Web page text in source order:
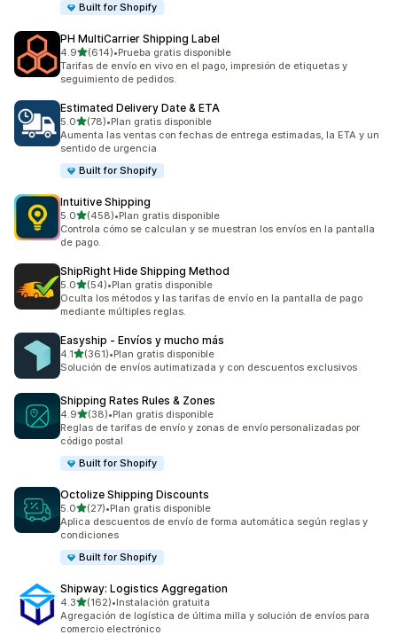
Built for Shopify
PH MultiCarrier Shipping Label
4.9de 5 estrellas
(614)
614 reseñas en total
•Prueba gratis disponible
Tarifas de envío en vivo en el pago, impresión de etiquetas y
seguimiento de pedidos.
Estimated Delivery Date & ETA
5.0de 5 estrellas
(78)
78 reseñas en total
•Plan gratis disponible
Aumenta las ventas con fechas de entrega estimadas, la ETA y un
sentido de urgencia
Built for Shopify
Intuitive Shipping
5.0de 5 estrellas
(458)
458 reseñas en total
•Plan gratis disponible
Controla cómo se calculan y se muestran los envíos en la pantalla
de pago.
ShipRight Hide Shipping Method
5.0de 5 estrellas
(54)
54 reseñas en total
•Plan gratis disponible
Oculta los métodos y las tarifas de envío en la pantalla de pago
mediante múltiples reglas.
Easyship ‑ Envíos y mucho más
4.1de 5 estrellas
(361)
361 reseñas en total
•Plan gratis disponible
Solución de envíos autimatizada y con descuentos exclusivos
Shipping Rates Rules & Zones
4.9de 5 estrellas
(38)
38 reseñas en total
•Plan gratis disponible
Reglas de tarifas de envío y zonas de envío personalizadas por
código postal
Built for Shopify
Octolize Shipping Discounts
5.0de 5 estrellas
(27)
27 reseñas en total
•Plan gratis disponible
Aplica descuentos de envío de forma automática según reglas y
condiciones
Built for Shopify
Shipway: Logistics Aggregation
4.3de 5 estrellas
(162)
162 reseñas en total
•Instalación gratuita
Agregación de logística de última milla y solución de envíos para
comercio electrónico